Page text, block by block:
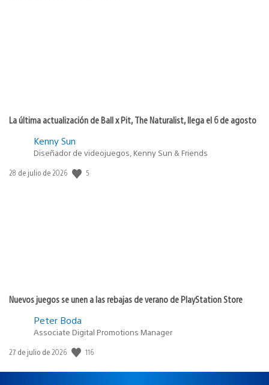
La última actualización de Ball x Pit, The Naturalist, llega el 6 de agosto
Kenny Sun
Diseñador de videojuegos, Kenny Sun & Friends
Fecha
28 de julio de 2026 5
Nuevos juegos se unen a las rebajas de verano de PlayStation Store
Peter Boda
Associate Digital Promotions Manager
Fecha
publicación:
27 de julio de 2026 116